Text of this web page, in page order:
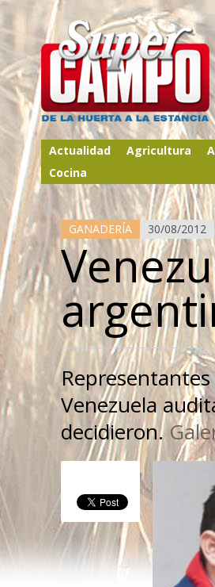
Actualidad Agricultura
Cocina
GANADERÍA 30/08/2012
Venezuela
decidieron.